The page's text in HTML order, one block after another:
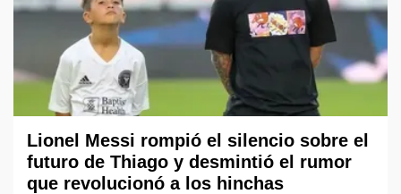
Lionel Messi rompió el silencio sobre el
futuro de Thiago y desmintió el rumor
que revolucionó a los hinchas